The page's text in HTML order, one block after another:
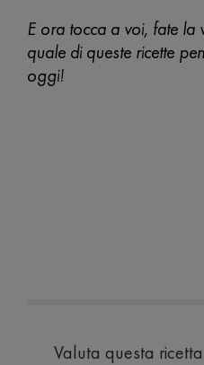
E ora tocca a voi, fate la
quale di queste ricette
oggi!
Valuta questa ricetta